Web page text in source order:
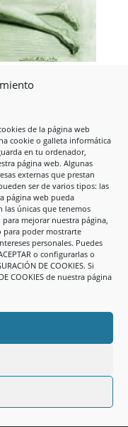
de la página web
cookie o galleta informática
en tu ordenador,
página web. Algunas
externas que prestan
ser de varios tipos: las
página web pueda
únicas que tenemos
mejorar nuestra página,
para poder mostrarte
personales. Puedes
o configurarlas o
DE COOKIES. Si
COOKIES de nuestra página
del
Qué difícil. Qué
a veces, qué
en esto, y he
un gremio
carrera funciona